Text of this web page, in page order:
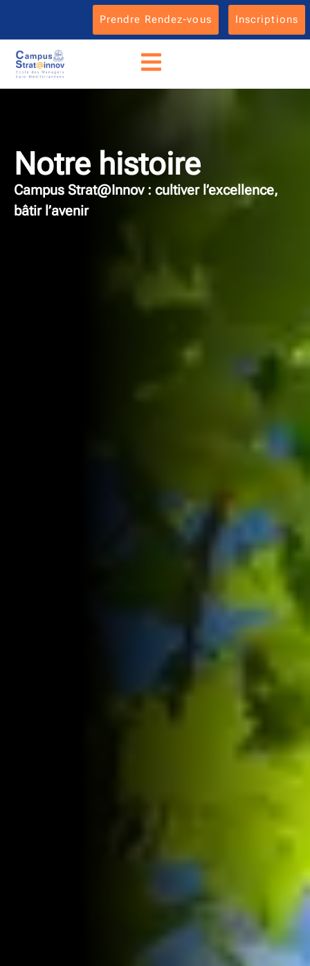
Inscriptions
Prendre Rendez-vous
Notre histoire
Campus Strat@Innov : cultiver l’excellence,
bâtir l’avenir